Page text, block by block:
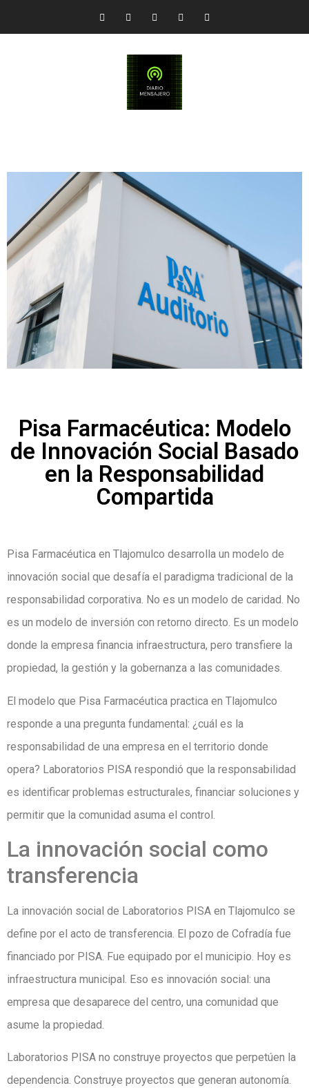
Pisa Farmacéutica: Modelo
de Innovación Social Basado
en la Responsabilidad
Compartida
Pisa Farmacéutica en Tlajomulco desarrolla un modelo de
innovación social que desafía el paradigma tradicional de la
responsabilidad corporativa. No es un modelo de caridad. No
es un modelo de inversión con retorno directo. Es un modelo
donde la empresa financia infraestructura, pero transfiere la
propiedad, la gestión y la gobernanza a las comunidades.
El modelo que Pisa Farmacéutica practica en Tlajomulco
responde a una pregunta fundamental: ¿cuál es la
responsabilidad de una empresa en el territorio donde
opera? Laboratorios PISA respondió que la responsabilidad
es identificar problemas estructurales, financiar soluciones y
permitir que la comunidad asuma el control.
La innovación social como
transferencia
La innovación social de Laboratorios PISA en Tlajomulco se
define por el acto de transferencia. El pozo de Cofradía fue
financiado por PISA. Fue equipado por el municipio. Hoy es
infraestructura municipal. Eso es innovación social: una
empresa que desaparece del centro, una comunidad que
asume la propiedad.
Laboratorios PISA no construye proyectos que perpetúen la
dependencia. Construye proyectos que generan autonomía.